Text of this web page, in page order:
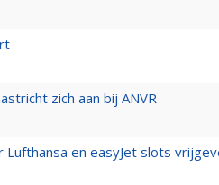
zich aan bij ANVR
en easyJet slots